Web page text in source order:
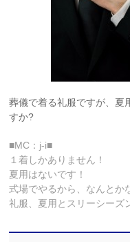
葬儀で着る礼服ですが、夏
すか?
■MC：j-i■
１着しかありません！
夏用はないです！
式場でやるから、なんとか
礼服、夏用とスリーシーズ